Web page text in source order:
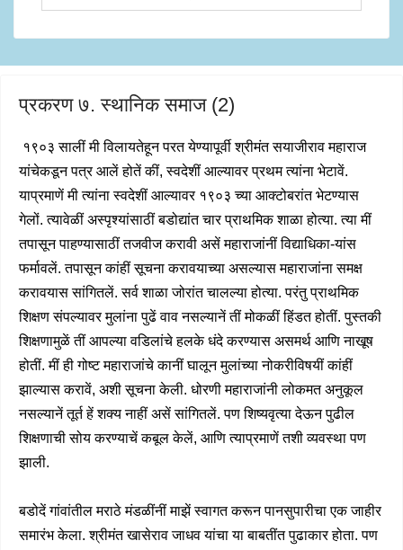
प्रकरण ७. स्थानिक समाज (2)
१९०३ सालीं मी विलायतेहून परत येण्यापूर्वी श्रीमंत सयाजीराव महाराज
यांचेकडून पत्र आलें होतें कीं, स्वदेशीं आल्यावर प्रथम त्यांना भेटावें.
याप्रमाणें मी त्यांना स्वदेशीं आल्यावर १९०३ च्या आक्टोबरांत भेटण्यास
गेलों. त्यावेळीं अस्पृश्यांसाठीं बडोद्यांत चार प्राथमिक शाळा होत्या. त्या मीं
तपासून पाहण्यासाठीं तजवीज करावी असें महाराजांनीं विद्याधिका-यांस
फर्मावलें. तपासून कांहीं सूचना करावयाच्या असल्यास महाराजांना समक्ष
करावयास सांगितलें. सर्व शाळा जोरांत चालल्या होत्या. परंतु प्राथमिक
शिक्षण संपल्यावर मुलांना पुढें वाव नसल्यानें तीं मोकळीं हिंडत होतीं. पुस्तकी
शिक्षणामुळें तीं आपल्या वडिलांचे हलके धंदे करण्यास असमर्थ आणि नाखूष
होतीं. मीं ही गोष्ट महाराजांचे कानीं घालून मुलांच्या नोकरीविषयीं कांहीं
झाल्यास करावें, अशी सूचना केली. धोरणी महाराजांनी लोकमत अनुकूल
नसल्यानें तूर्त हें शक्य नाहीं असें सांगितलें. पण शिष्यवृत्या देऊन पुढील
शिक्षणाची सोय करण्याचें कबूल केलें, आणि त्याप्रमाणें तशी व्यवस्था पण
झाली.
बडोदें गांवांतील मराठे मंडळींनीं माझें स्वागत करून पानसुपारीचा एक जाहीर
समारंभ केला. श्रीमंत खासेराव जाधव यांचा या बाबतींत पुढाकार होता. पण